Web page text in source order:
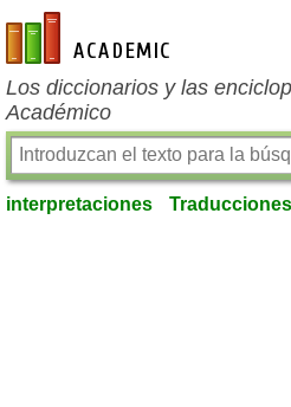
es-academic.com
Los diccionarios y las
Académico
interpretaciones Traducciones